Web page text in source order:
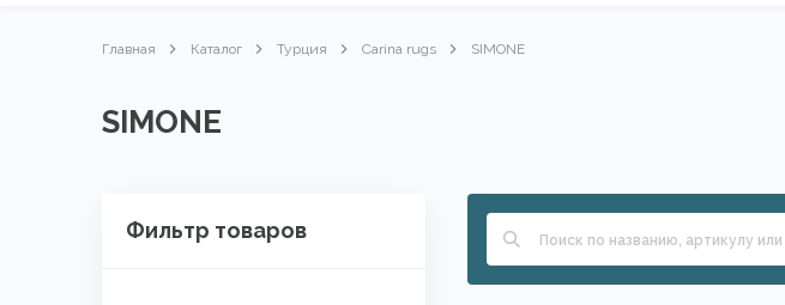
Главная Каталог Турция Carina rugs SIMONE
SIMONE
Фильтр товаров